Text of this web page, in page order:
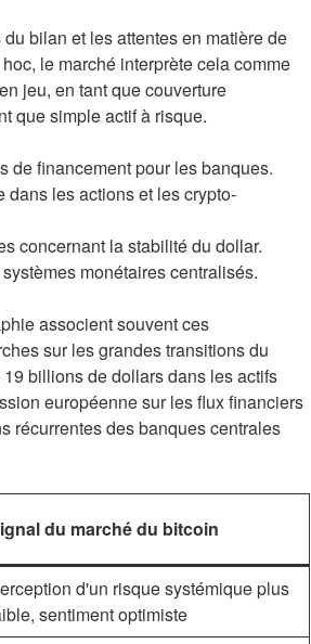
bilan et les attentes en matière de
le marché interprète cela comme
jeu, en tant que couverture
que simple actif à risque.
de financement pour les banques.
dans les actions et les crypto-
concernant la stabilité du dollar.
monétaires centralisés.
associent souvent ces
sur les grandes transitions du
billions de dollars dans les actifs
européenne sur les flux financiers
récurrentes des banques centrales
du marché du bitcoin
d'un risque systémique plus
sentiment optimiste